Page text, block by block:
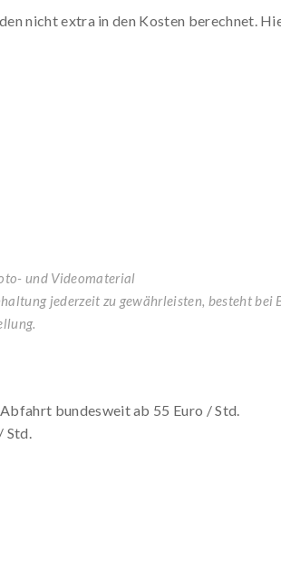
nicht extra in den Kosten berechnet.
und Videomaterial
jederzeit zu gewährleisten, besteht bei
bundesweit ab 55 Euro / Std.